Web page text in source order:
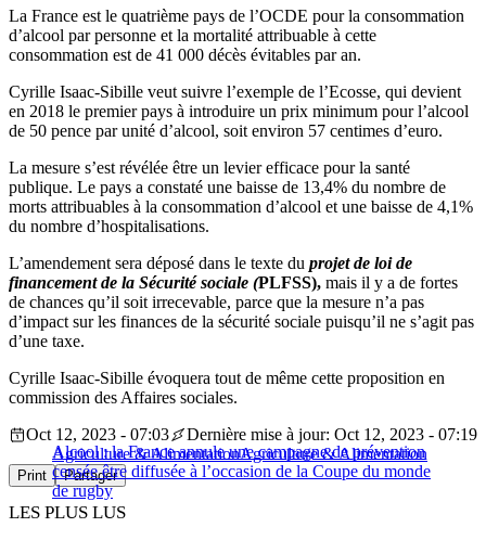
La France est le quatrième pays de l’OCDE pour la consommation
d’alcool par personne et la mortalité attribuable à cette
consommation est de 41 000 décès évitables par an.
Cyrille Isaac-Sibille veut suivre l’exemple de l’Ecosse, qui devient
en 2018 le premier pays à introduire un prix minimum pour l’alcool
de 50 pence par unité d’alcool, soit environ 57 centimes d’euro.
La mesure s’est révélée être un levier efficace pour la santé
publique. Le pays a constaté une baisse de 13,4% du nombre de
morts attribuables à la consommation d’alcool et une baisse de 4,1%
du nombre d’hospitalisations.
L’amendement sera déposé dans le texte du projet de loi de
financement de la Sécurité sociale (PLFSS), mais il y a de fortes
de chances qu’il soit irrecevable, parce que la mesure n’a pas
d’impact sur les finances de la sécurité sociale puisqu’il ne s’agit pas
d’une taxe.
Cyrille Isaac-Sibille évoquera tout de même cette proposition en
commission des Affaires sociales.
Alcool : la France annule une campagne de prévention
censée être diffusée à l’occasion de la Coupe du monde
de rugby
Oct 12, 2023 - 07:03
Dernière mise à jour: Oct 12, 2023 - 07:19
Agriculture & AlimentationAgriculture & Alimentation
Print Partager
LES PLUS LUS